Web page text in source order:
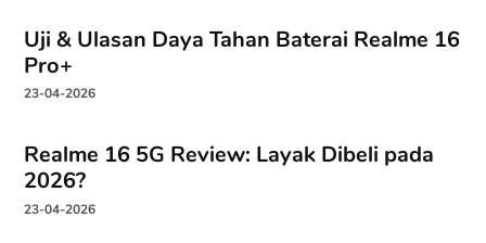
Uji & Ulasan Daya Tahan Baterai Realme 16
Pro+
23-04-2026
Realme 16 5G Review: Layak Dibeli pada
2026?
23-04-2026